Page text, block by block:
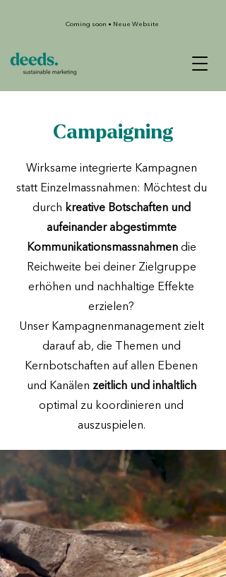
Coming soon • Neue Website
Campaigning
Wirksame integrierte Kampagnen
statt Einzelmassnahmen: Möchtest du
durch kreative Botschaften und
aufeinander abgestimmte
Kommunikationsmassnahmendie
Reichweite bei deiner Zielgruppe
erhöhen und nachhaltige Effekte
erzielen?
Unser Kampagnenmanagement zielt
darauf ab, die Themen und
Kernbotschaften auf allen Ebenen
und Kanälen zeitlich und inhaltlich
optimal zu koordinieren und
auszuspielen.